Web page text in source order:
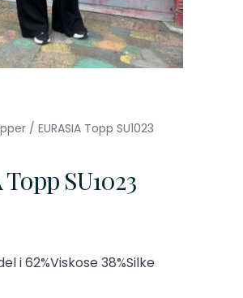
/ EURASIA Topp SU1023
SU1023
i 62%Viskose 38%Silke